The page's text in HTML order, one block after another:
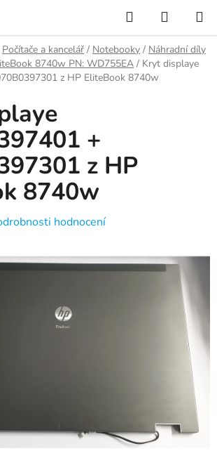
Hledat
KOŠÍK
Počítače a kancelář / Notebooky / Náhradní díly
8740w PN: WD755EA / Kryt displaye
z HP EliteBook 8740w
+
z HP
8740w
hodnocení